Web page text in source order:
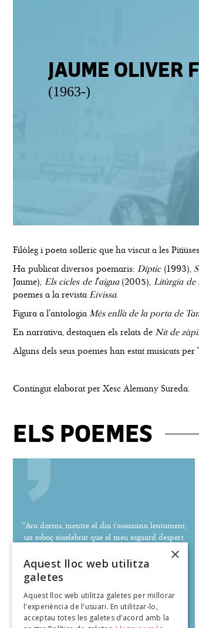
JAUME OLIVER
(1963-)
Filòleg i poeta solleric que ha viscut a les
Ha publicat diversos poemaris: Díptic (1993),
Jaume), Els cicles de l'aigua (2005), Litúrgia de
poemes a la revista Eivissa.
Figura a l'antologia Més enllà de la porta de
En narrativa, destaquen els relats de Nit de
Alguns dels seus poemes han estat musicats per
Contingut elaborat per Xesc Alemany Sureda.
ELS POEMES
''Ara dorms, mentre el dia t’assassina lentament,
un esboç eixelebrat que el meu esguard despert
ha de compondre per capgirar el pendent
d’aquest matí.''
Jaume Oliver Ferrà
poeteca.cat
×
Aquest lloc web utilitza
galetes
Aquest lloc web utilitza galetes per millorar
l'experiència de l'usuari. En utilitzar-lo,
acceptau totes les galetes d’acord amb la